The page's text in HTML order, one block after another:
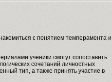
с понятием темперамента и
ученики смогут сопоставить
сочетаний личностных
тип, а также принять участие в